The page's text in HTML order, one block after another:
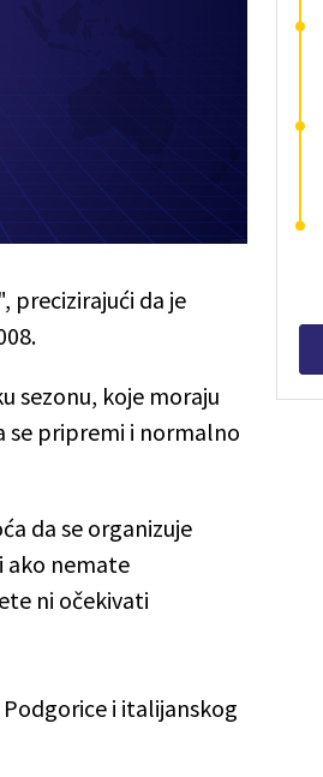
precizirajući da je
sezonu, koje moraju
se pripremi i normalno
da se organizuje
ako nemate
ni očekivati
i italijanskog